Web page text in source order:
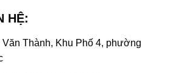
HỆ:
Thành, Khu Phố 4, phường